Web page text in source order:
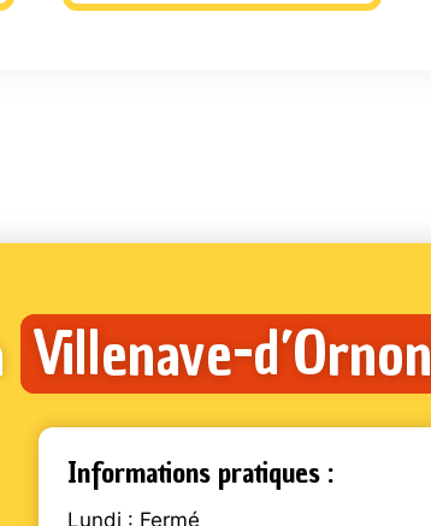
Villenave-d’Ornon
Informations pratiques :
Lundi : Fermé